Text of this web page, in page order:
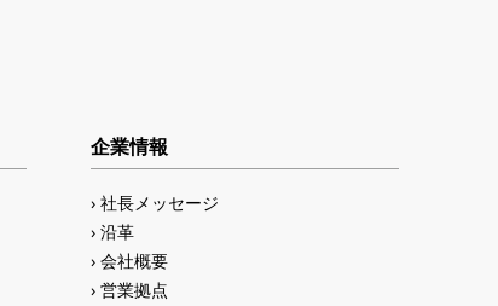
企業情報
社長メッセージ
沿革
会社概要
営業拠点